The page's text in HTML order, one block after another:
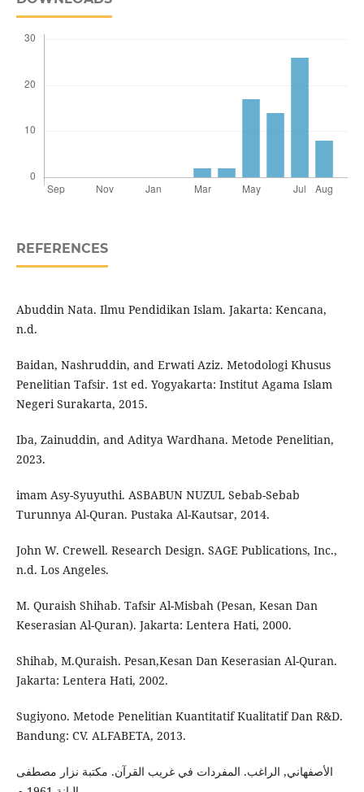
REFERENCES
Abuddin Nata. Ilmu Pendidikan Islam. Jakarta: Kencana,
n.d.
Baidan, Nashruddin, and Erwati Aziz. Metodologi Khusus
Penelitian Tafsir. 1st ed. Yogyakarta: Institut Agama Islam
Negeri Surakarta, 2015.
Iba, Zainuddin, and Aditya Wardhana. Metode Penelitian,
2023.
imam Asy-Syuyuthi. ASBABUN NUZUL Sebab-Sebab
Turunnya Al-Quran. Pustaka Al-Kautsar, 2014.
John W. Crewell. Research Design. SAGE Publications, Inc.,
n.d. Los Angeles.
M. Quraish Shihab. Tafsir Al-Misbah (Pesan, Kesan Dan
Keserasian Al-Quran). Jakarta: Lentera Hati, 2000.
Shihab, M.Quraish. Pesan,Kesan Dan Keserasian Al-Quran.
Jakarta: Lentera Hati, 2002.
Sugiyono. Metode Penelitian Kuantitatif Kualitatif Dan R&D.
Bandung: CV. ALFABETA, 2013.
الأصفهاني, الراغب. المفردات في غريب القرآن. مكتبة نزار مصطفى